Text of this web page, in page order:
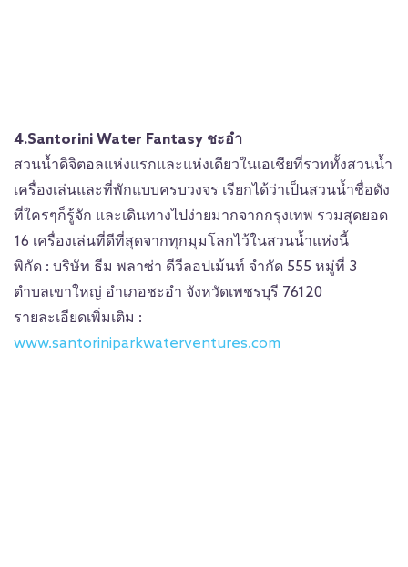
4.Santorini Water Fantasy ชะอำ
สวนน้ำดิจิตอลแห่งแรกและแห่งเดียวในเอเชียที่รวททั้งสวนน้ำ
เครื่องเล่นและที่พักแบบครบวงจร เรียกได้ว่าเป็นสวนน้ำชื่อดัง
ที่ใครๆก็รู้จัก และเดินทางไปง่ายมากจากกรุงเทพ รวมสุดยอด
16 เครื่องเล่นที่ดีที่สุดจากทุกมุมโลกไว้ในสวนน้ำแห่งนี้
พิกัด : บริษัท ธีม พลาซ่า ดีวีลอปเม้นท์ จำกัด 555 หมู่ที่ 3
ตำบลเขาใหญ่ อำเภอชะอำ จังหวัดเพชรบุรี 76120
รายละเอียดเพิ่มเติม :
www.santoriniparkwaterventures.com